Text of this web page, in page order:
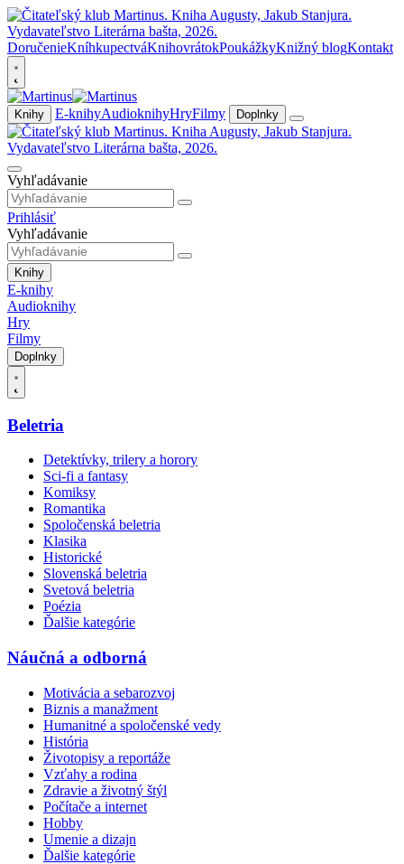
DoručenieKníhkupectváKnihovrátokPoukážkyKnižný blogKontakt
Knihy E-knihyAudioknihyHryFilmy Doplnky
Vyhľadávanie
Prihlásiť
Vyhľadávanie
Knihy
E-knihy
Audioknihy
Hry
Filmy
Doplnky
Beletria
Detektívky, trilery a horory
Sci-fi a fantasy
Komiksy
Romantika
Spoločenská beletria
Klasika
Historické
Slovenská beletria
Svetová beletria
Poézia
Ďalšie kategórie
Náučná a odborná
Motivácia a sebarozvoj
Biznis a manažment
Humanitné a spoločenské vedy
História
Životopisy a reportáže
Vzťahy a rodina
Zdravie a životný štýl
Počítače a internet
Hobby
Umenie a dizajn
Ďalšie kategórie